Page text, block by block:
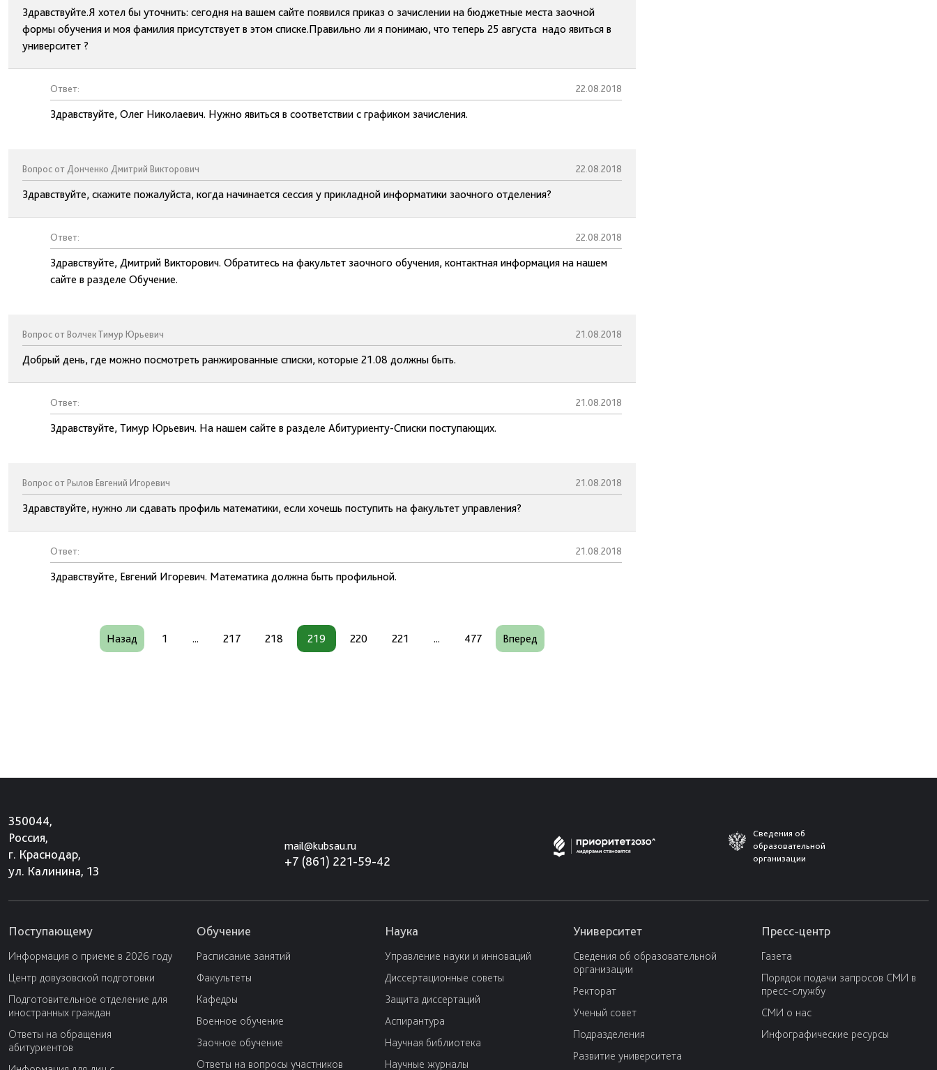
Здравствуйте.Я хотел бы уточнить: сегодня на вашем сайте появился приказ о зачислении на бюджетные места заочной
формы обучения и моя фамилия присутствует в этом списке.Правильно ли я понимаю, что теперь 25 августа надо явиться в
университет ?
Ответ: 22.08.2018
Здравствуйте, Олег Николаевич. Нужно явиться в соответствии с графиком зачисления.
Вопрос от Донченко Дмитрий Викторович 22.08.2018
Здравствуйте, скажите пожалуйста, когда начинается сессия у прикладной информатики заочного отделения?
Ответ: 22.08.2018
Здравствуйте, Дмитрий Викторович. Обратитесь на факультет заочного обучения, контактная информация на нашем
сайте в разделе Обучение.
Вопрос от Волчек Тимур Юрьевич 21.08.2018
Добрый день, где можно посмотреть ранжированные списки, которые 21.08 должны быть.
Ответ: 21.08.2018
Здравствуйте, Тимур Юрьевич. На нашем сайте в разделе Абитуриенту-Списки поступающих.
Вопрос от Рылов Евгений Игоревич 21.08.2018
Здравствуйте, нужно ли сдавать профиль математики, если хочешь поступить на факультет управления?
Ответ: 21.08.2018
Здравствуйте, Евгений Игоревич. Математика должна быть профильной.
Назад 1 ... 217 218 219 220 221 ... 477 Вперед
350044,
Россия,
г. Краснодар,
ул. Калинина, 13
mail@kubsau.ru
+7 (861) 221-59-42
Сведения об
образовательной
организации
Поступающему
Информация о приеме в 2026 году
Центр довузовской подготовки
Подготовительное отделение для
иностранных граждан
Ответы на обращения
абитуриентов
Обучение
Расписание занятий
Факультеты
Кафедры
Военное обучение
Заочное обучение
Ответы на вопросы участников
Наука
Управление науки и инноваций
Диссертационные советы
Защита диссертаций
Аспирантура
Научная библиотека
Научные журналы
Университет
Сведения об образовательной
организации
Ректорат
Ученый совет
Подразделения
Развитие университета
Пресс-центр
Газета
Порядок подачи запросов СМИ в
пресс-службу
СМИ о нас
Инфографические ресурсы